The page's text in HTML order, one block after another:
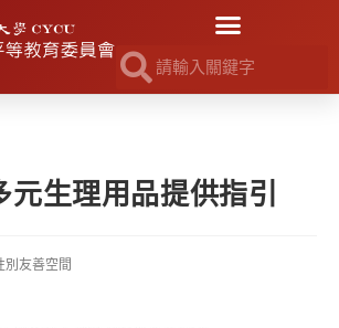
元生理用品提供指引
別友善空間